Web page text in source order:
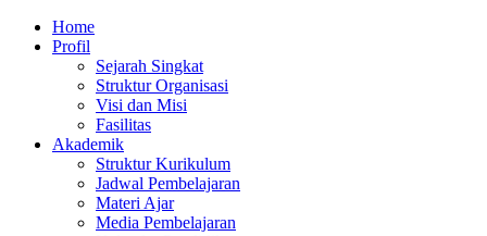
Home
Profil
Sejarah Singkat
Struktur Organisasi
Visi dan Misi
Fasilitas
Akademik
Struktur Kurikulum
Jadwal Pembelajaran
Materi Ajar
Media Pembelajaran